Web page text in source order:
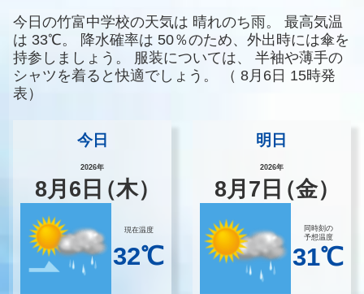
今日の竹富中学校の天気は 晴れのち雨。
最高気温
は 33℃。 降水確率は 50％のため、外出時には傘を
持参しましょう。
服装については、
半袖や薄手の
シャツを着ると快適でしょう。
（ 8月6日 15時発
表）
今日
2026年
8月 6 日（木）
現在温度
32℃
明日
2026年
8月 7 日（金）
同時刻の
予想温度
31℃